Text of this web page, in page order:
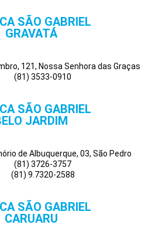
SÃO GABRIEL
GRAVATÁ
121, Nossa Senhora das Graças
(81) 3533-0910
SÃO GABRIEL
JARDIM
de Albuquerque, 03, São Pedro
(81) 3726-3757
(81) 9.7320-2588
SÃO GABRIEL
CARUARU